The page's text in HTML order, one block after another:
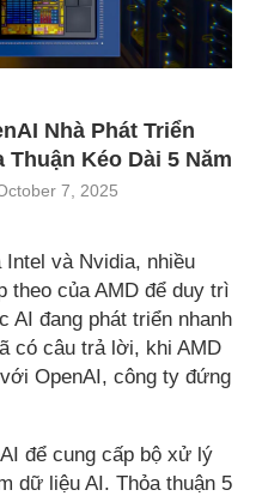
Nhà Phát Triển
Thuận Kéo Dài 5 Năm
7, 2025
và Nvidia, nhiều
theo của AMD để duy trì
AI đang phát triển nhanh
có câu trả lời, khi AMD
OpenAI, công ty đứng
để cung cấp bộ xử lý
dữ liệu AI. Thỏa thuận 5